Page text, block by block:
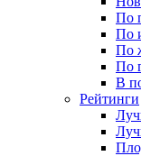
По
По
По
По
В
Рейтинги